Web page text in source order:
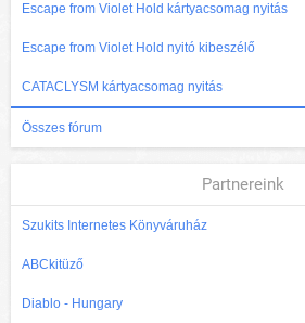
Escape from Violet Hold kártyacsomag nyitás
Escape from Violet Hold nyitó kibeszélő
CATACLYSM kártyacsomag nyitás
Összes fórum
Partnereink
Szukits Internetes Könyváruház
ABCkitüző
Diablo - Hungary